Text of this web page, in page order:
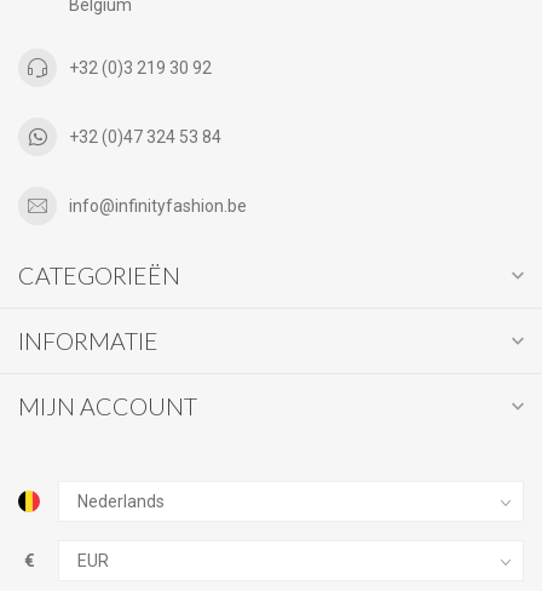
Belgium
+32 (0)3 219 30 92
+32 (0)47 324 53 84
info@infinityfashion.be
CATEGORIEËN
INFORMATIE
MIJN ACCOUNT
€